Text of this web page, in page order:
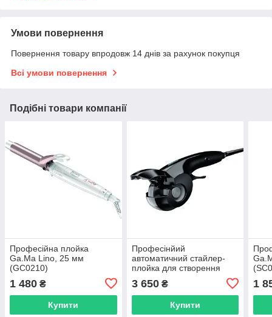
Умови повернення
Повернення товару впродовж 14 днів за рахунок покупця
Всі умови повернення
Подібні товари компанії
Професійна плойка
Ga.Ma Lino, 25 мм
(GC0210)
1 480 ₴
Купити
Професінйий
автоматичний стайлер-
плойка для створення
Wonder Curl (GC0101)
3 650₴
Купити
1